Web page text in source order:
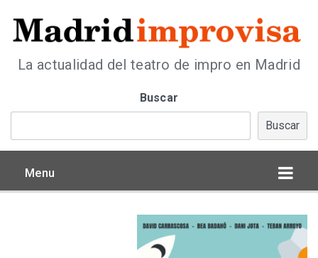
La actualidad del teatro de impro en Madrid
Buscar
Buscar
Menu